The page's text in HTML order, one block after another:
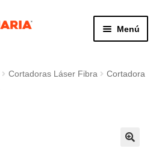
Menú
Cortadoras Láser Fibra
Cortadora